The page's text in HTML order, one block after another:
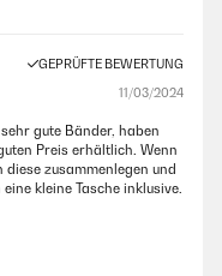
GEPRÜFTE BEWERTUNG
11/03/2024
gute Bänder, haben
Preis erhältlich. Wenn
zusammenlegen und
kleine Tasche inklusive.